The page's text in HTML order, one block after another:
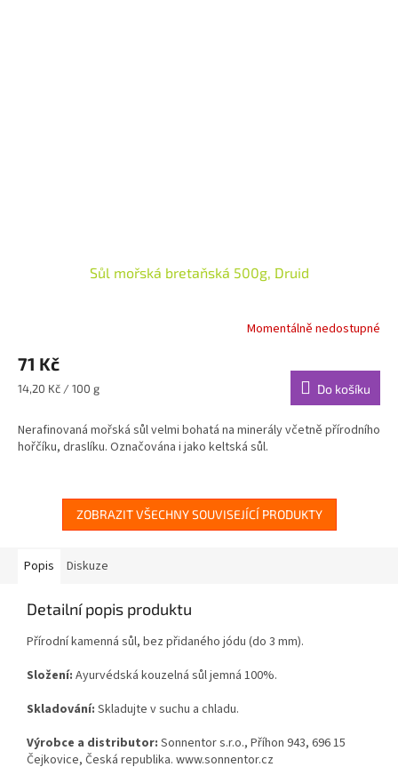
Sůl mořská bretaňská 500g, Druid
Momentálně nedostupné
71 Kč
Měrná
14,20 Kč / 100 g Do košíku
Nerafinovaná mořská sůl velmi bohatá na minerály včetně přírodního
hořčíku, draslíku. Označována i jako keltská sůl.
ZOBRAZIT VŠECHNY SOUVISEJÍCÍ PRODUKTY
Popis Diskuze
Detailní popis produktu
Přírodní kamenná sůl, bez přidaného jódu (do 3 mm).
Složení: Ayurvédská kouzelná sůl jemná 100%.
Skladování: Skladujte v suchu a chladu.
Výrobce a distributor: Sonnentor s.r.o., Příhon 943, 696 15
Čejkovice, Česká republika. www.sonnentor.cz